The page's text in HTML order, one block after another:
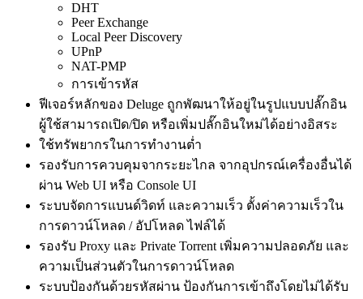
DHT
Peer Exchange
Local Peer Discovery
UPnP
NAT-PMP
การเข้ารหัส
ฟีเจอร์หลักของ Deluge ถูกพัฒนาให้อยู่ในรูปแบบปลั๊กอิน
ผู้ใช้สามารถเปิด/ปิด หรือเพิ่มปลั๊กอินใหม่ได้อย่างอิสระ
ใช้ทรัพยากรในการทำงานต่ำ
รองรับการควบคุมจากระยะไกล จากอุปกรณ์เครื่องอื่นได้
ผ่าน Web UI หรือ Console UI
ระบบจัดการแบนด์วิดท์ และความเร็ว ตั้งค่าความเร็วใน
การดาวน์โหลด / อัปโหลด ไฟล์ได้
รองรับ Proxy และ Private Torrent เพิ่มความปลอดภัย และ
ความเป็นส่วนตัวในการดาวน์โหลด
ระบบป้องกันด้วยรหัสผ่าน ป้องกันการเข้าถึงโดยไม่ได้รับ